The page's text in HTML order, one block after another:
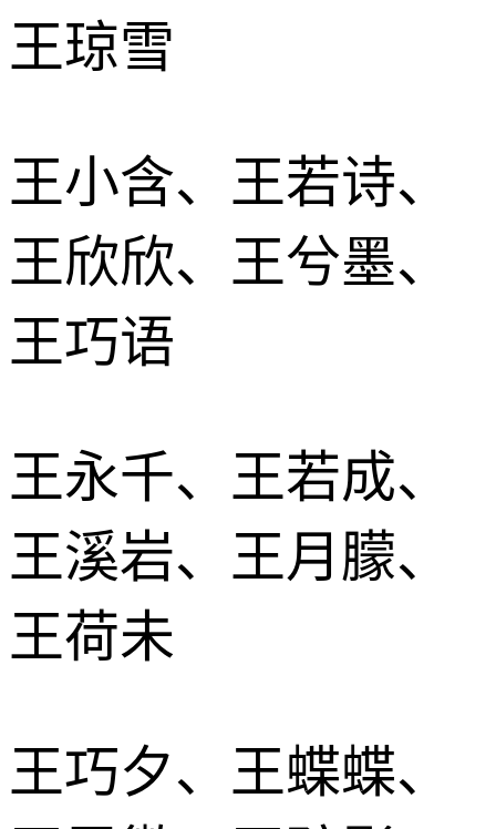
王琼雪
王小含、王若诗、
王欣欣、王兮墨、
王巧语
王永千、王若成、
王溪岩、王月朦、
王荷未
王巧夕、王蝶蝶、